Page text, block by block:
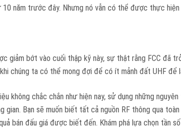
năm trước đây. Nhưng nó vẫn có thể được thực
bớt vào cuối thập kỹ này, sự thật rằng FCC đã
chúng ta có thể mong đợi để có ít mảnh đất UHF
không chắc chắn như hiện nay, sử dụng những
Bạn sẽ muốn biết tất cả nguồn RF thông qua
bán đấu giá được biết đến. Khám phá lựa chọn tần